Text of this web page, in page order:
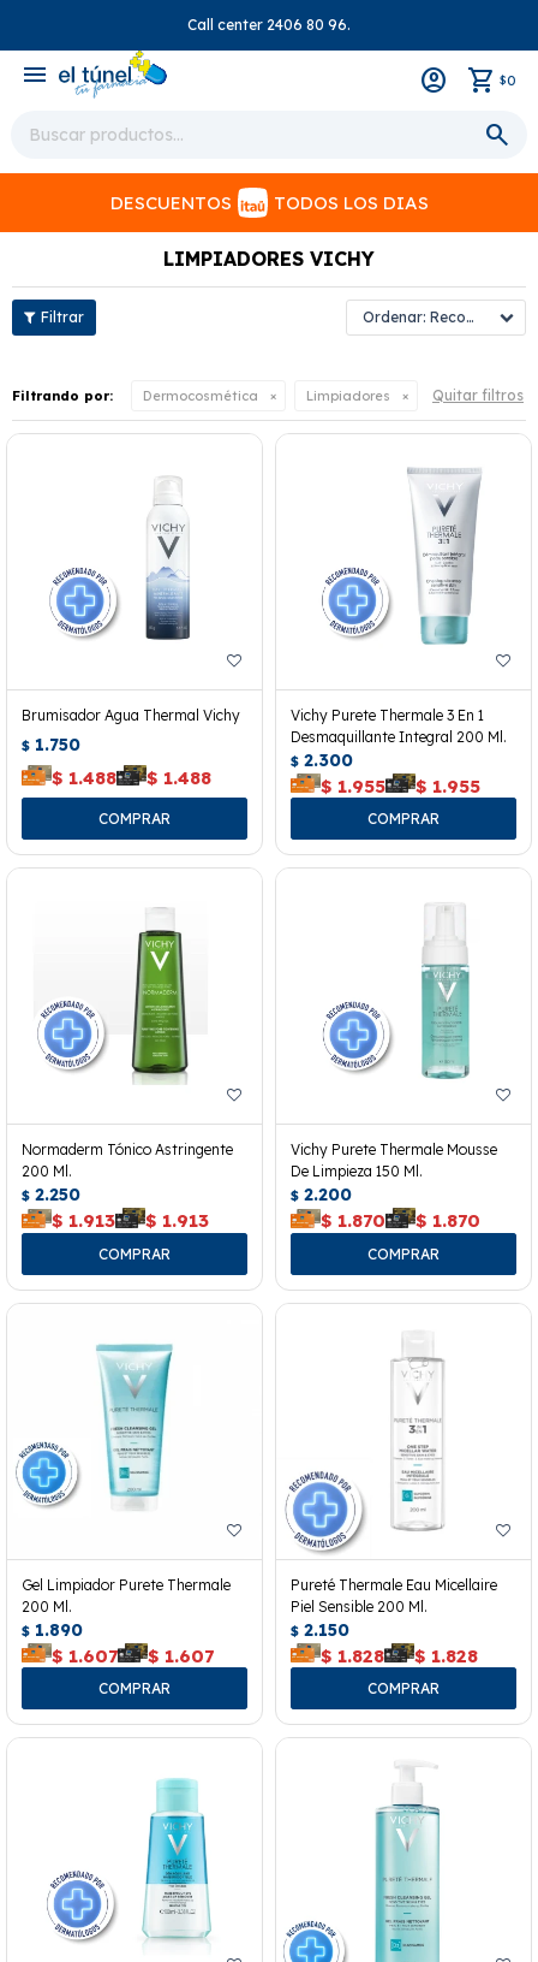
Call center 2406 80 96.
menu $0
DESCUENTOS TODOS LOS DIAS
LIMPIADORES VICHY
Recomendados
Filtrando por: Dermocosmética Limpiadores Quitar filtros
Brumisador Agua Thermal Vichy
$ 1.750
$ 1.488 $ 1.488
Vichy Purete Thermale 3 En 1
Desmaquillante Integral 200 Ml.
$ 2.300
$ 1.955 $ 1.955
Normaderm Tónico Astringente
200 Ml.
$ 2.250
$ 1.913 $ 1.913
Vichy Purete Thermale Mousse
De Limpieza 150 Ml.
$ 2.200
$ 1.870 $ 1.870
Gel Limpiador Purete Thermale
200 Ml.
$ 1.890
$ 1.607 $ 1.607
Pureté Thermale Eau Micellaire
Piel Sensible 200 Ml.
$ 2.150
$ 1.828 $ 1.828
close